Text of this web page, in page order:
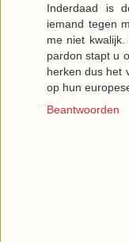
Inderdaad is
iemand tegen
me niet
pardon stapt u
herken dus het
op hun
Beantwoorden